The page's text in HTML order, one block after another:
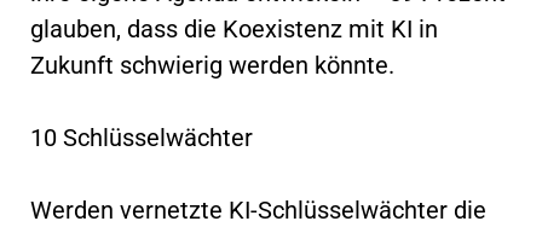
glauben, dass die Koexistenz mit KI in
Zukunft schwierig werden könnte.
10 Schlüsselwächter
Werden vernetzte KI-Schlüsselwächter die